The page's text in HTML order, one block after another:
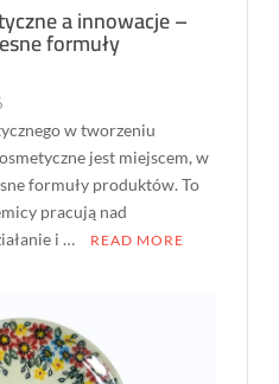
a innowacje –
formuły
w tworzeniu
jest miejscem, w
formuły produktów. To
pracują nad
i …
READ MORE